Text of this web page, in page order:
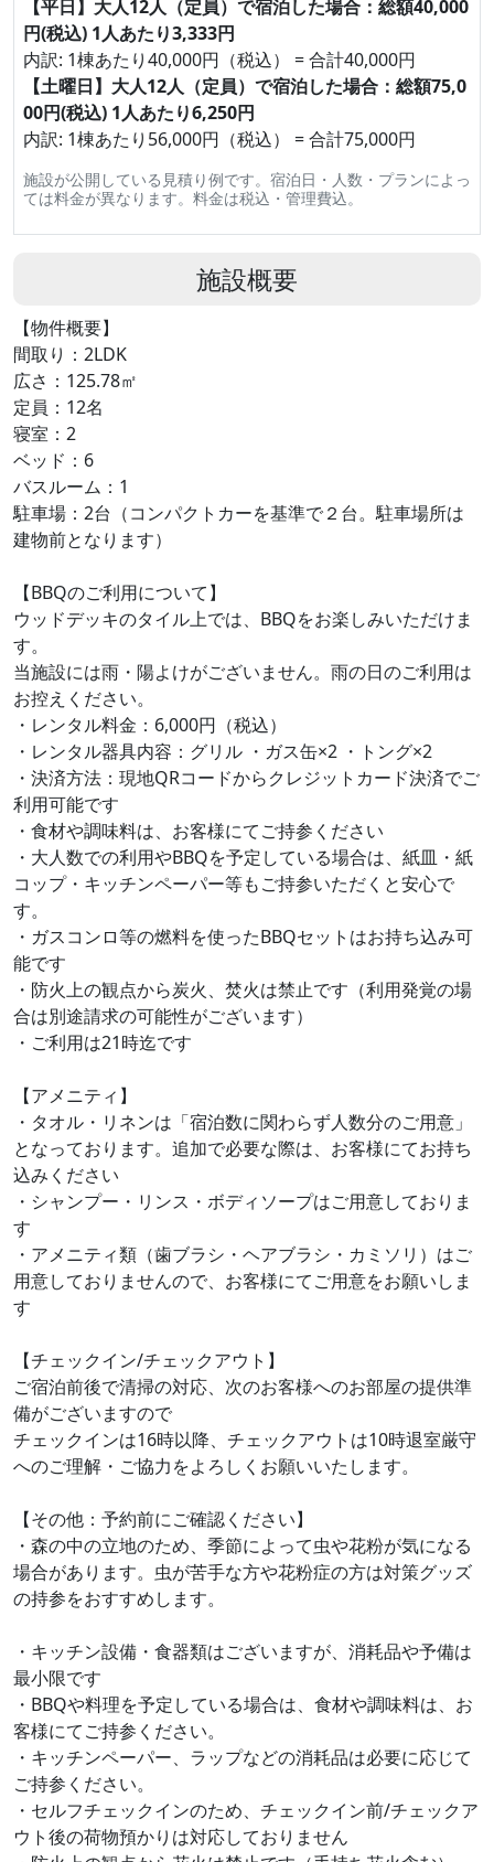
【平日】大人12人（定員）で宿泊した場合：総額40,000
円(税込) 1人あたり3,333円
内訳: 1棟あたり40,000円（税込） = 合計40,000円
【土曜日】大人12人（定員）で宿泊した場合：総額75,0
00円(税込) 1人あたり6,250円
内訳: 1棟あたり56,000円（税込） = 合計75,000円
施設が公開している見積り例です。宿泊日・人数・プランによっ
ては料金が異なります。料金は税込・管理費込。
施設概要
【物件概要】
間取り：2LDK
広さ：125.78㎡
定員：12名
寝室：2
ベッド：6
バスルーム：1
駐車場：2台（コンパクトカーを基準で２台。駐車場所は
建物前となります）
【BBQのご利用について】
ウッドデッキのタイル上では、BBQをお楽しみいただけま
す。
当施設には雨・陽よけがございません。雨の日のご利用は
お控えください。
・レンタル料金：6,000円（税込）
・レンタル器具内容：グリル ・ガス缶×2 ・トング×2
・決済方法：現地QRコードからクレジットカード決済でご
利用可能です
・食材や調味料は、お客様にてご持参ください
・大人数での利用やBBQを予定している場合は、紙皿・紙
コップ・キッチンペーパー等もご持参いただくと安心で
す。
・ガスコンロ等の燃料を使ったBBQセットはお持ち込み可
能です
・防火上の観点から炭火、焚火は禁止です（利用発覚の場
合は別途請求の可能性がございます）
・ご利用は21時迄です
【アメニティ】
・タオル・リネンは「宿泊数に関わらず人数分のご用意」
となっております。追加で必要な際は、お客様にてお持ち
込みください
・シャンプー・リンス・ボディソープはご用意しておりま
す
・アメニティ類（歯ブラシ・ヘアブラシ・カミソリ）はご
用意しておりませんので、お客様にてご用意をお願いしま
す
【チェックイン/チェックアウト】
ご宿泊前後で清掃の対応、次のお客様へのお部屋の提供準
備がございますので
チェックインは16時以降、チェックアウトは10時退室厳守
へのご理解・ご協力をよろしくお願いいたします。
【その他：予約前にご確認ください】
・森の中の立地のため、季節によって虫や花粉が気になる
場合があります。虫が苦手な方や花粉症の方は対策グッズ
の持参をおすすめします。
・キッチン設備・食器類はございますが、消耗品や予備は
最小限です
・BBQや料理を予定している場合は、食材や調味料は、お
客様にてご持参ください。
・キッチンペーパー、ラップなどの消耗品は必要に応じて
ご持参ください。
・セルフチェックインのため、チェックイン前/チェックア
ウト後の荷物預かりは対応しておりません